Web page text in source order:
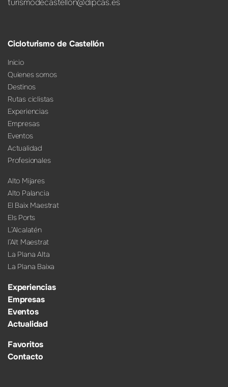
turismodecastellon@dipcas.es
Cicloturismo de Castellón
Inicio
Quienes somos
Destinos
Rutas ciclistas
Experiencias
Empresas
Eventos
Actualidad
Profesionales
Alto Mijares
Alto Palancia
El Baix Maestrat
Els Ports
L’Alcalatén
l’Alt Maestrat
La Plana Alta
La Plana Baixa
Experiencias
Empresas
Eventos
Actualidad
Favoritos
Contacto